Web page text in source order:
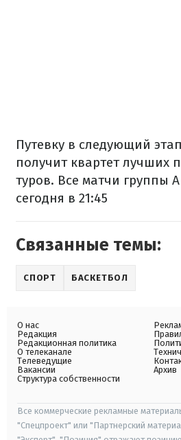
Путевку в следующий
получит квартет лучших
туров. Все матчи группы
сегодня в 21:45
Связанные темы:
СПОРТ БАСКЕТБОЛ
О нас
Редакция
Редакционная политика
О телеканале
Телеведущие
Вакансии
Структура собственности
Архив
Все коммерческие рекламные
"Спецпроект" или "Партнерский